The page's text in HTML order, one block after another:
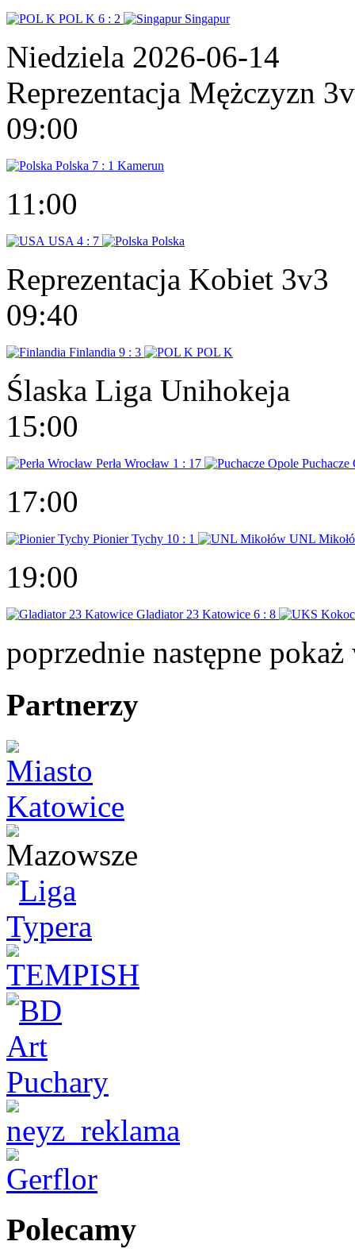
POL K 6 : 2 Singapur
Niedziela 2026-06-14
Reprezentacja Mężczyzn
09:00
Polska 7 : 1 Kamerun
11:00
USA 4 : 7 Polska
Reprezentacja Kobiet 3v3
09:40
Finlandia 9 : 3 POL K
Ślaska Liga Unihokeja
15:00
Perła Wrocław 1 : 17 Puchacze
17:00
Pionier Tychy 10 : 1 UNL
19:00
Gladiator 23 Katowice 6 : 8
poprzednie następne pokaż
Partnerzy
Polecamy